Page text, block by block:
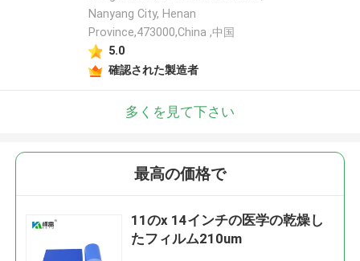
Nanyang City, Henan
Province,473000,China ,中国
5.0
確認された製造者
多くを見て下さい
最高の価格で
11のx 14インチの医学の乾燥し
たフィルム210um